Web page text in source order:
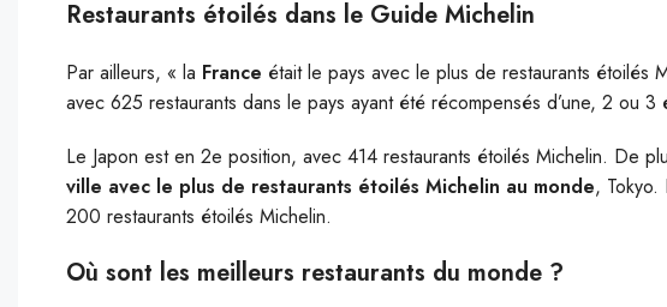
Restaurants étoilés dans le Guide Michelin
Par ailleurs, « la France était le pays avec le plus de restaurants étoilés
avec 625 restaurants dans le pays ayant été récompensés d’une, 2 ou 3
Le Japon est en 2e position, avec 414 restaurants étoilés Michelin. De
ville avec le plus de restaurants étoilés Michelin au monde,
200 restaurants étoilés Michelin.
Où sont les meilleurs restaurants du monde ?